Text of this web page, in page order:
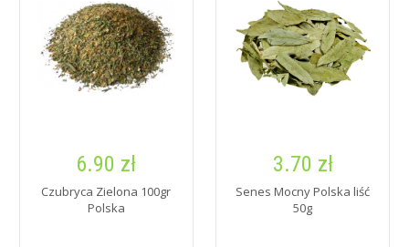
6.90 zł
Czubryca Zielona 100gr
Polska
3.70 zł
Senes Mocny Polska liść
50g